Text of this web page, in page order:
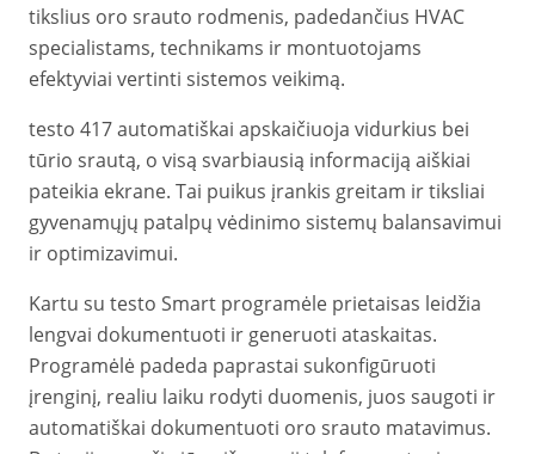
tikslius oro srauto rodmenis, padedančius HVAC
specialistams, technikams ir montuotojams
efektyviai vertinti sistemos veikimą.
testo 417 automatiškai apskaičiuoja vidurkius bei
tūrio srautą, o visą svarbiausią informaciją aiškiai
pateikia ekrane. Tai puikus įrankis greitam ir tiksliai
gyvenamųjų patalpų vėdinimo sistemų balansavimui
ir optimizavimui.
Kartu su testo Smart programėle prietaisas leidžia
lengvai dokumentuoti ir generuoti ataskaitas.
Programėlė padeda paprastai sukonfigūruoti
įrenginį, realiu laiku rodyti duomenis, juos saugoti ir
automatiškai dokumentuoti oro srauto matavimus.